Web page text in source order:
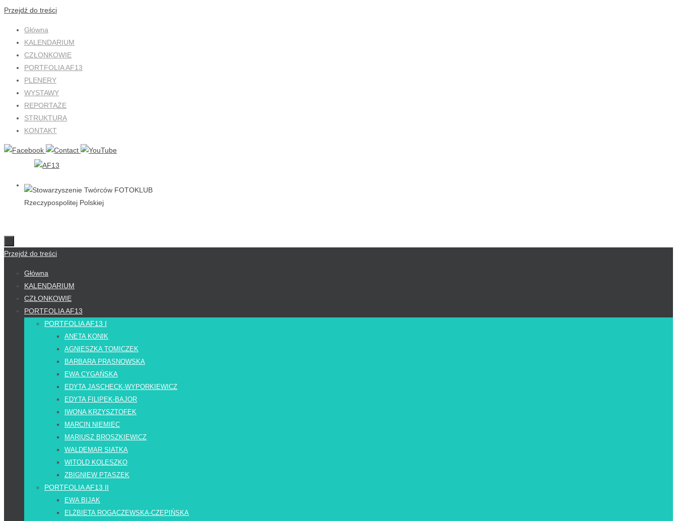
Przejdź do treści
Główna
KALENDARIUM
CZŁONKOWIE
PORTFOLIA AF13
PLENERY
WYSTAWY
REPORTAŻE
STRUKTURA
KONTAKT
Przejdź do treści
Główna
KALENDARIUM
CZŁONKOWIE
PORTFOLIA AF13
PORTFOLIA AF13 I
ANETA KONIK
AGNIESZKA TOMICZEK
BARBARA PRASNOWSKA
EWA CYGAŃSKA
EDYTA JASCHECK-WYPORKIEWICZ
EDYTA FILIPEK-BAJOR
IWONA KRZYSZTOFEK
MARCIN NIEMIEC
MARIUSZ BROSZKIEWICZ
WALDEMAR SIATKA
WITOLD KOLESZKO
ZBIGNIEW PTASZEK
PORTFOLIA AF13 II
EWA BIJAK
ELŻBIETA ROGACZEWSKA-CZĘPIŃSKA